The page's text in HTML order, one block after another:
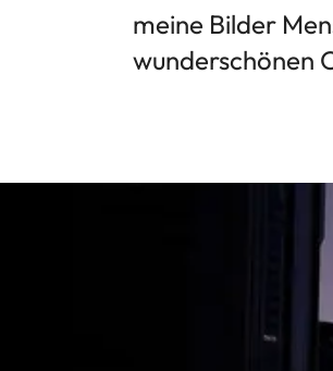
meine Bilder
wunderschönen